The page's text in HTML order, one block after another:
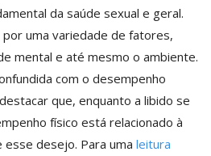
da saúde sexual e geral.
por uma variedade de fatores,
mental e até mesmo o ambiente.
com o desempenho
que, enquanto a libido se
físico está relacionado à
desejo. Para uma leitura